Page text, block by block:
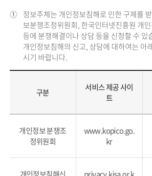
① 정보주체는 개인정보침해로 인한 구제를
보분쟁조정위원회, 한국인터넷진흥원 개
등에 분쟁해결이나 상담 등을 신청할 수 있
개인정보침해의 신고, 상담에 대하여는 아
시기 바랍니다.
구분
서비스 제공 사이
트
개인정보 분쟁조
정위원회
www.kopico.go.
kr
개인정보침해신 privacy.kisa.or.k